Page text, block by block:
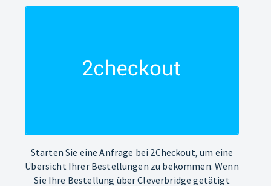
Starten Sie eine Anfrage bei 2Checkout, um eine
Übersicht Ihrer Bestellungen zu bekommen. Wenn
Sie Ihre Bestellung über Cleverbridge getätigt